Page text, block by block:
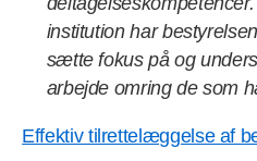
institution har
sætte fokus på og
arbejde omring de som
Effektiv tilrettelæggelse af